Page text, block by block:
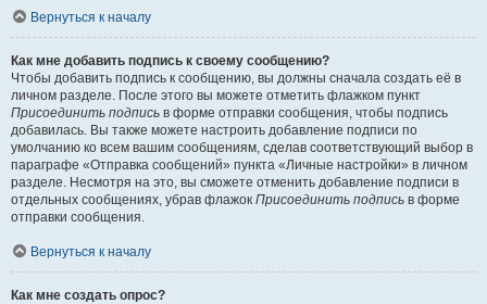
Вернуться к началу
Как мне добавить подпись к своему сообщению?
Чтобы добавить подпись к сообщению, вы должны сначала создать её в
личном разделе. После этого вы можете отметить флажком пункт
Присоединить подпись в форме отправки сообщения, чтобы подпись
добавилась. Вы также можете настроить добавление подписи по
умолчанию ко всем вашим сообщениям, сделав соответствующий выбор в
параграфе «Отправка сообщений» пункта «Личные настройки» в личном
разделе. Несмотря на это, вы сможете отменить добавление подписи в
отдельных сообщениях, убрав флажок Присоединить подпись в форме
отправки сообщения.
Вернуться к началу
Как мне создать опрос?